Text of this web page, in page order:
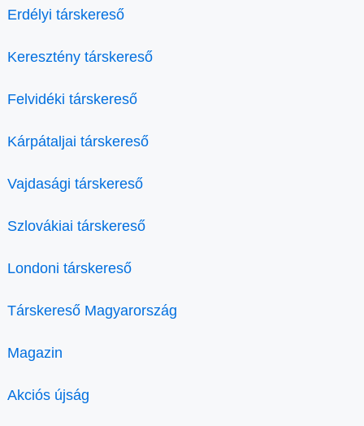
Erdélyi társkereső
Keresztény társkereső
Felvidéki társkereső
Kárpátaljai társkereső
Vajdasági társkereső
Szlovákiai társkereső
Londoni társkereső
Társkereső Magyarország
Magazin
Akciós újság